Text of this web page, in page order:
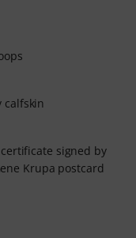
calfskin
signed by
Krupa postcard